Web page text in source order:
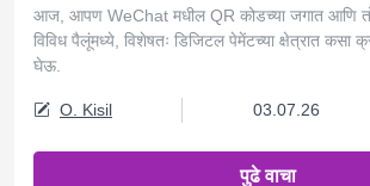
आज, आपण WeChat मधील QR कोडच्या जगात आणि तो
विविध पैलूंमध्ये, विशेषतः डिजिटल पेमेंटच्या क्षेत्रात कसा
घेऊ.
O. Kisil 03.07.26
पुढे वाचा